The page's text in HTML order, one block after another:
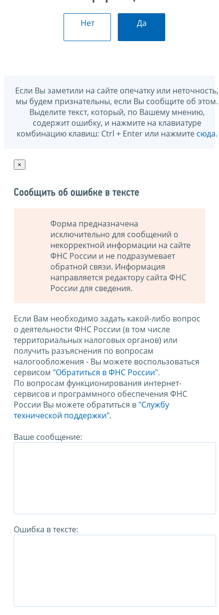
Нет Да
Если Вы заметили на сайте опечатку или неточность,
мы будем признательны, если Вы сообщите об этом.
Выделите текст, который, по Вашему мнению,
содержит ошибку, и нажмите на клавиатуре
комбинацию клавиш: Ctrl + Enter или нажмите сюда.
×
Сообщить об ошибке в тексте
Форма предназначена
исключительно для сообщений о
некорректной информации на сайте
ФНС России и не подразумевает
обратной связи. Информация
направляется редактору сайта ФНС
России для сведения.
Если Вам необходимо задать какой-либо вопрос
о деятельности ФНС России (в том числе
территориальных налоговых органов) или
получить разъяснения по вопросам
налогообложения - Вы можете воспользоваться
сервисом "Обратиться в ФНС России".
По вопросам функционирования интернет-
сервисов и программного обеспечения ФНС
России Вы можете обратиться в "Службу
технической поддержки".
Ваше сообщение:
Ошибка в тексте: